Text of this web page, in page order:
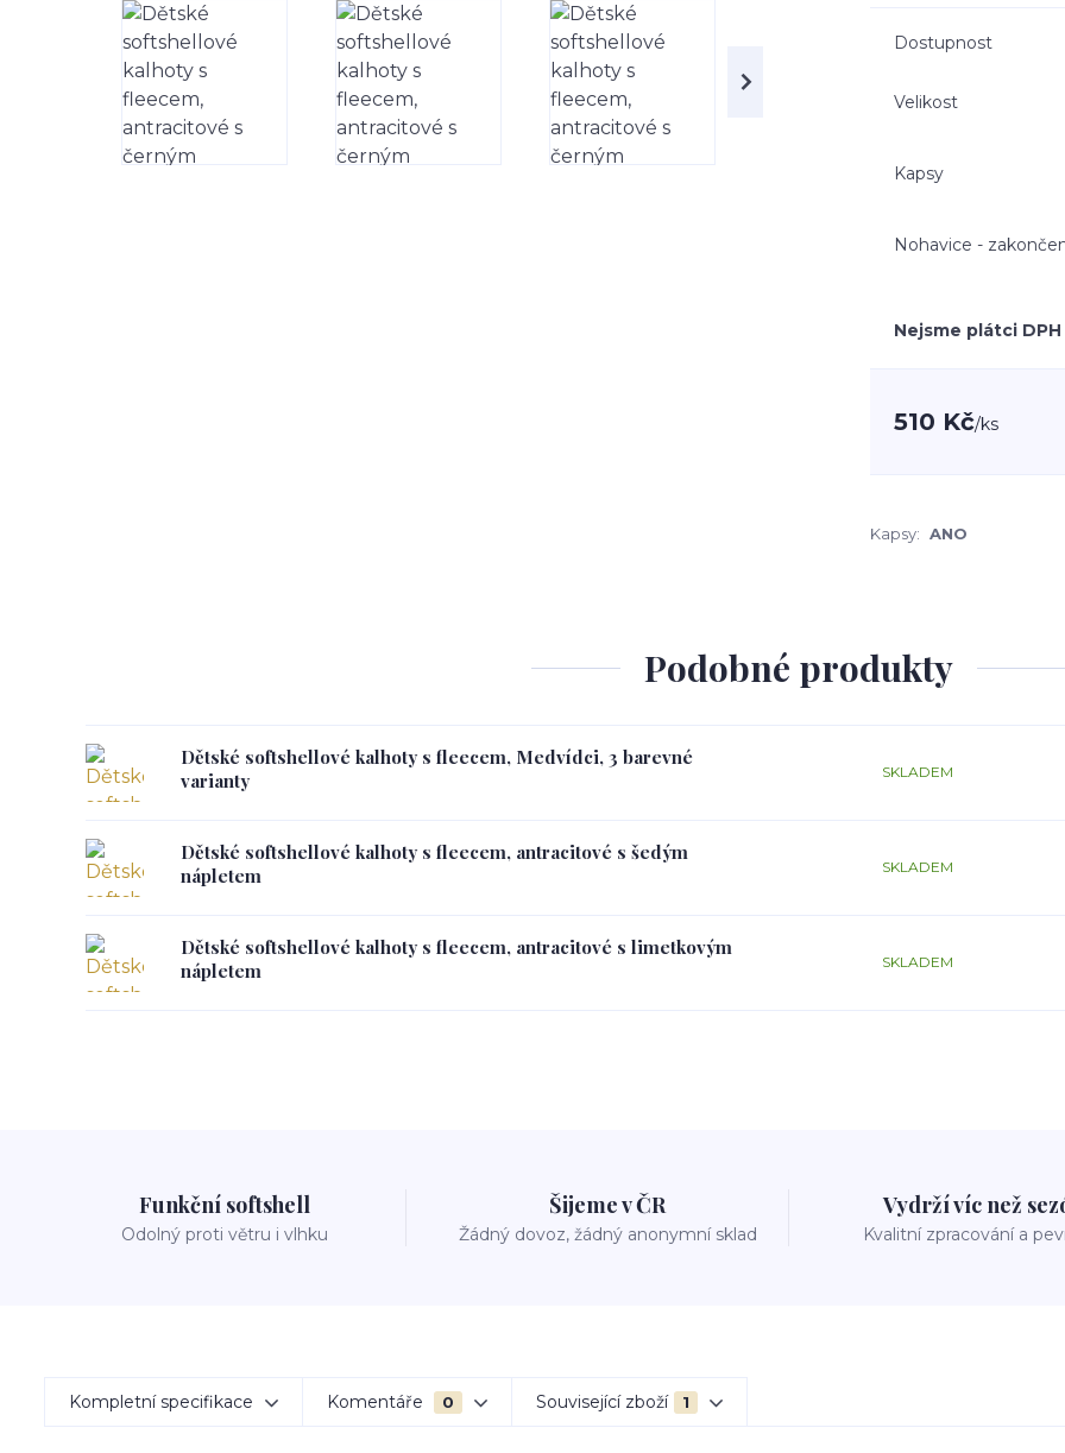
Dostupnost
Velikost
Kapsy
Nohavice -
Nejsme plátci DPH
510 Kč/ks
Kapsy: ANO
Podobné produkty
Dětské softshellové kalhoty s fleecem, Medvídci, 3 barevné
varianty
SKLADEM
Dětské softshellové kalhoty s fleecem, antracitové s šedým
nápletem
SKLADEM
Dětské softshellové kalhoty s fleecem, antracitové s limetkovým
nápletem
SKLADEM
Funkční softshell
Odolný proti větru i vlhku
Šijeme v ČR
Žádný dovoz, žádný anonymní sklad
Vydrží víc než
Kvalitní zpracování a
Kompletní specifikace Komentáře 0 Související zboží 1